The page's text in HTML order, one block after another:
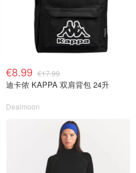
€8.99 €17.99
迪卡侬 KAPPA 双肩背包 24升
Dealmoon